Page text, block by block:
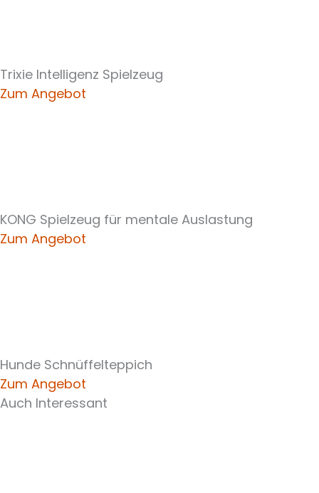
Trixie Intelligenz Spielzeug
Zum Angebot
KONG Spielzeug für mentale Auslastung
Zum Angebot
Hunde Schnüffelteppich
Zum Angebot
Auch Interessant